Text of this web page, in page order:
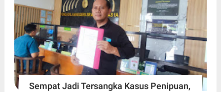
Sempat Jadi Tersangka Kasus Penipuan,